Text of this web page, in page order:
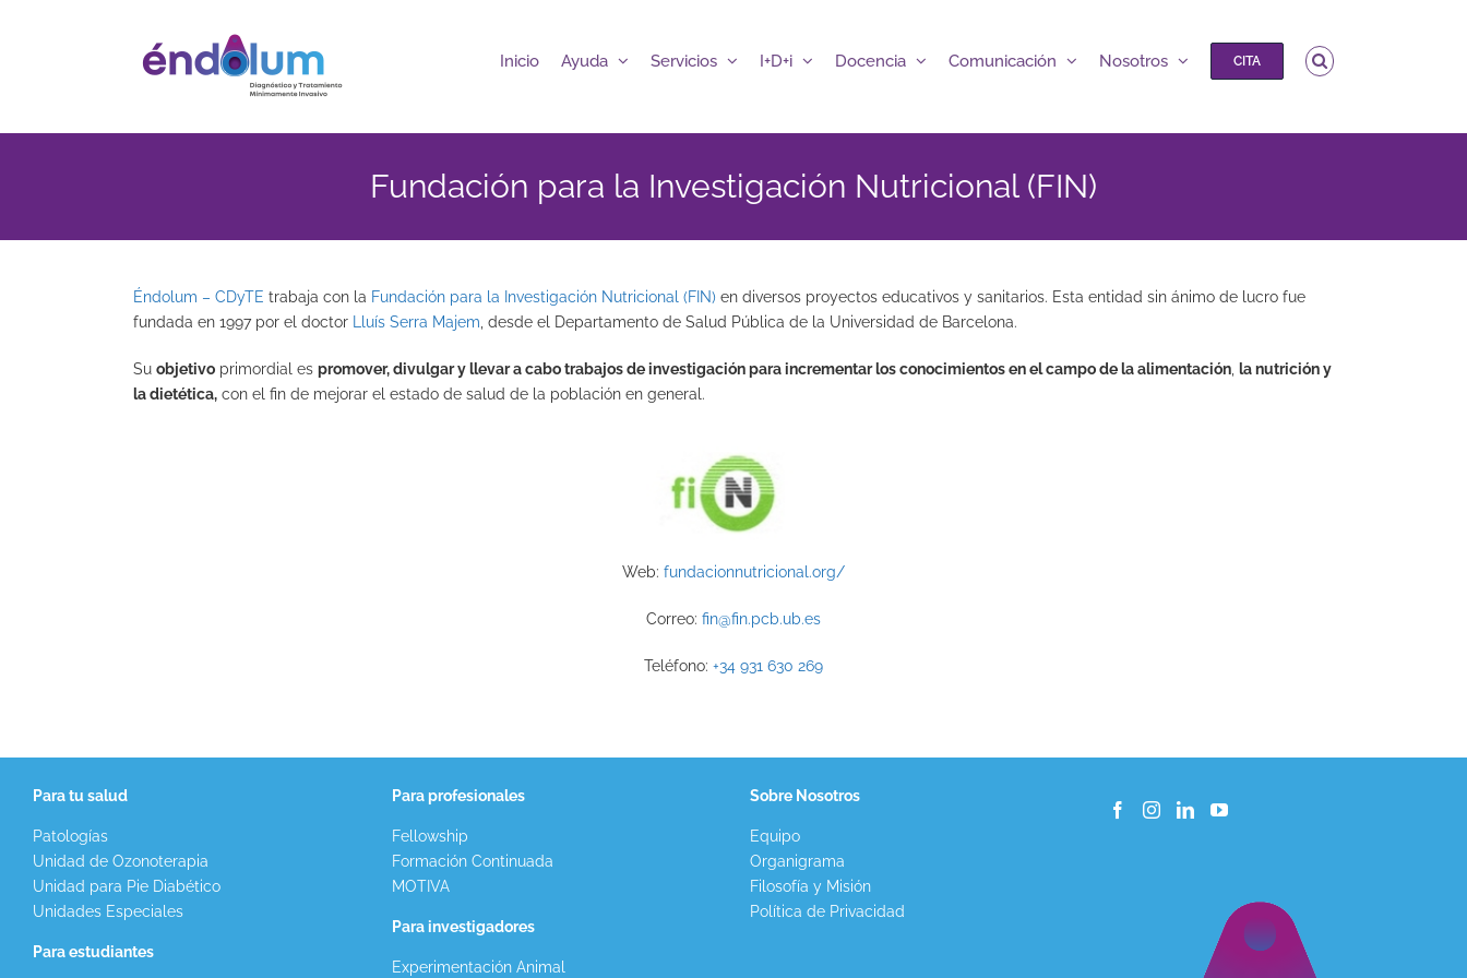
Inicio Ayuda Servicios I+D+i Docencia Comunicación Nosotros CITA
Fundación para la Investigación Nutricional (FIN)
Éndolum – CDyTE trabaja con la Fundación para la Investigación Nutricional (FIN) en diversos proyectos educativos y sanitarios. Esta entidad sin ánimo de lucro fue
fundada en 1997 por el doctor
Lluís Serra Majem , desde el Departamento de Salud Pública de la Universidad de Barcelona.
Su objetivo primordial es promover, divulgar y llevar a cabo trabajos de investigación para incrementar los conocimientos en el campo de la alimentación la nutrición y
la dietética, con el fin de mejorar el estado de salud de la población en general.
Web: fundacionnutricional.org/
Correo: fin@fin.pcb.ub.es
Teléfono: +34 931 630 269
Para tu salud
Patologías
Unidad de Ozonoterapia
Unidad para Pie Diabético
Unidades Especiales
Para estudiantes
Para profesionales
Fellowship
Formación Continuada
MOTIVA
Para investigadores
Experimentación Animal
Sobre Nosotros
Equipo
Organigrama
Filosofía y Misión
Política de Privacidad